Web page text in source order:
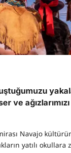
ve
Navajo
yatılı